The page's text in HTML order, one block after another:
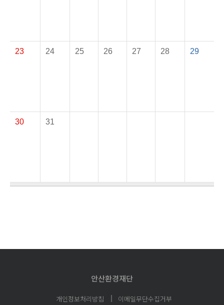
23 24 25 26 27 28 29
30 31
안산환경재단
개인정보처리방침 이메일무단수집거부